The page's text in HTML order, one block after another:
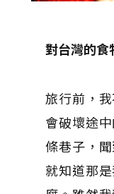
對台灣的食
旅行前，
會破壞途
條巷子，
就知道那